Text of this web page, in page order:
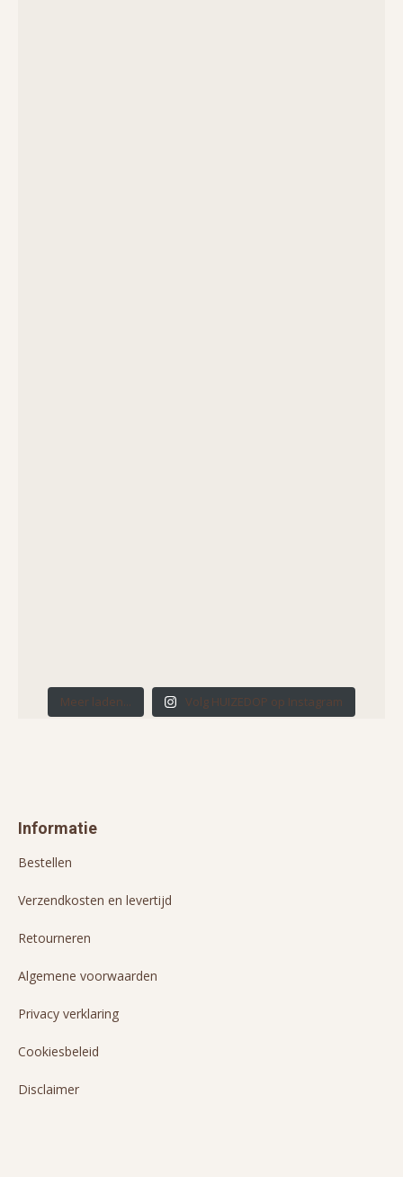
Meer laden... Volg HUIZEDOP op Instagram
Informatie
Bestellen
Verzendkosten en levertijd
Retourneren
Algemene voorwaarden
Privacy verklaring
Cookiesbeleid
Disclaimer